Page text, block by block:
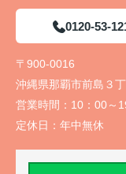
0120-53-
〒900-0016
沖縄県那覇市前島３
営業時間： 10：00～
定休日： 年中無休